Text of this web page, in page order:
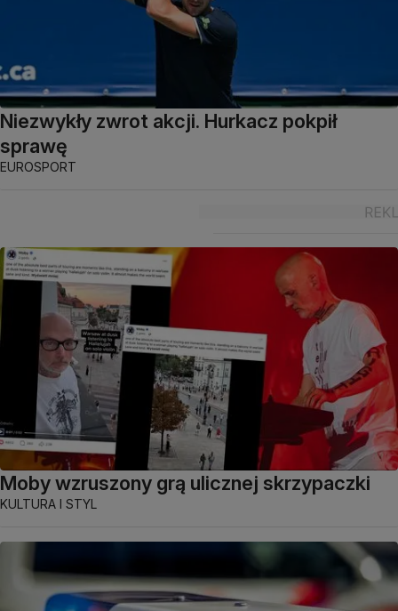
Niezwykły zwrot akcji. Hurkacz pokpił
sprawę
EUROSPORT
Moby wzruszony grą ulicznej skrzypaczki
KULTURA I STYL